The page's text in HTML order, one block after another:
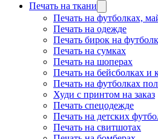
Печать на ткани
Печать на футболках,
Печать на одежде
Печать бирок на
Печать на сумках
Печать на шоперах
Печать на бейсболках и
Печать на футболках
Худи с принтом на заказ
Печать спецодежде
Печать на детских
Печать на свитшотах